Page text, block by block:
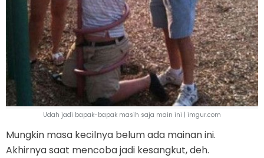
Udah jadi bapak-bapak masih saja main ini | imgur.com
Mungkin masa kecilnya belum ada mainan ini.
Akhirnya saat mencoba jadi kesangkut, deh.